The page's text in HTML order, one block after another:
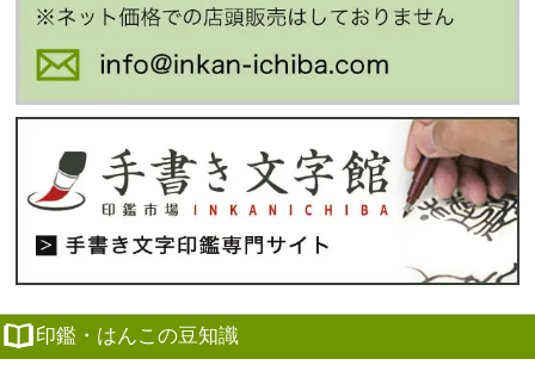
印鑑・はんこの豆知識